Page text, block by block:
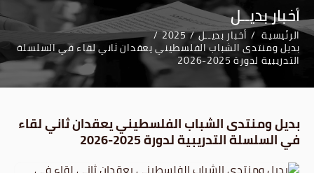
أخبار بديــل
الرئيسية أخبار بديــل 2025
بديل ومنتدى الشباب الفلسطيني يعقدان ثاني لقاء في السلسلة
التدريبية لدورة 2025-2026
بديل ومنتدى الشباب الفلسطيني يعقدان ثاني لقاء
في السلسلة التدريبية لدورة 2025-2026